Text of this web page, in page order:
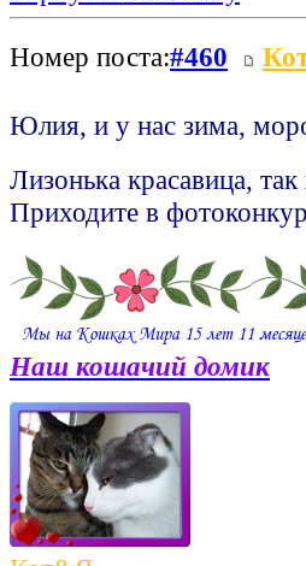
Номер поста:#460
Юлия, и у нас зима,
Лизонька красавица,
Приходите в
Наш кошачий домик